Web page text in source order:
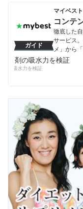
ガイド
マイベスト
コンテ
徹底した
サービス
メ」から
ストな商
コン
の吸水力を検証